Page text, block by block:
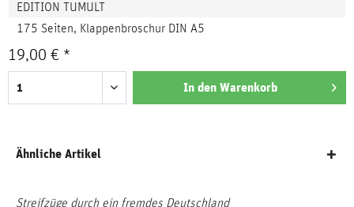
EDITION TUMULT
175 Seiten, Klappenbroschur DIN A5
19,00 € *
In den Warenkorb
Ähnliche Artikel
Streifzüge durch ein fremdes Deutschland